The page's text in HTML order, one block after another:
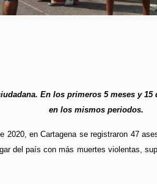
En los primeros 5 meses y
en los mismos periodos.
2020, en Cartagena se registraron 47
del país con más muertes violentas,